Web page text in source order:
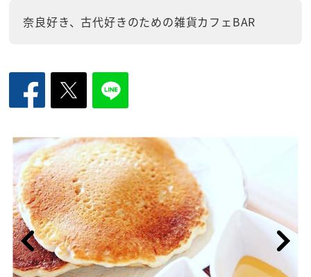
奈良好き、古代好きのための雑貨カフェBAR